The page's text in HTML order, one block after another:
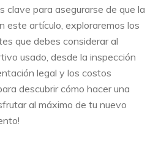
para asegurarse de que la
este artículo, exploraremos los
que debes considerar al
usado, desde la inspección
legal y los costos
descubrir cómo hacer una
al máximo de tu nuevo